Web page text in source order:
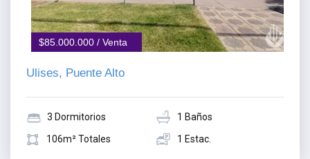
$85.000.000 / Venta
Ulises, Puente Alto
3 Dormitorios
1 Baños
106m² Totales
1 Estac.